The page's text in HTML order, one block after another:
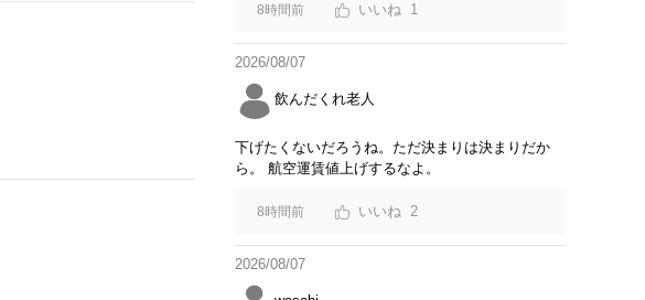
8時間前 1
2026/08/07
飲んだくれ老人
下げたくないだろうね。ただ決まりは決まりだか
ら。 航空運賃値上げするなよ。
8時間前 2
2026/08/07